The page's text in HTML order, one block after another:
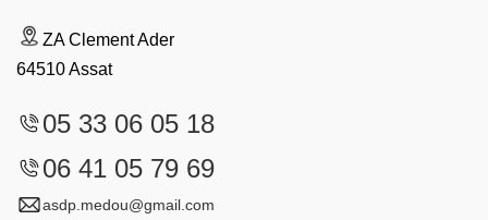
ZA Clement Ader
64510 Assat
05 33 06 05 18
06 41 05 79 69
asdp.medou@gmail.com